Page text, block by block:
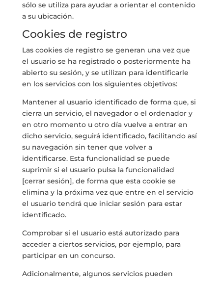
sólo se utiliza para ayudar a orientar el contenido
a su ubicación.
Cookies de registro
Las cookies de registro se generan una vez que
el usuario se ha registrado o posteriormente ha
abierto su sesión, y se utilizan para identificarle
en los servicios con los siguientes objetivos:
Mantener al usuario identificado de forma que, si
cierra un servicio, el navegador o el ordenador y
en otro momento u otro día vuelve a entrar en
dicho servicio, seguirá identificado, facilitando así
su navegación sin tener que volver a
identificarse. Esta funcionalidad se puede
suprimir si el usuario pulsa la funcionalidad
[cerrar sesión], de forma que esta cookie se
elimina y la próxima vez que entre en el servicio
el usuario tendrá que iniciar sesión para estar
identificado.
Comprobar si el usuario está autorizado para
acceder a ciertos servicios, por ejemplo, para
participar en un concurso.
Adicionalmente, algunos servicios pueden